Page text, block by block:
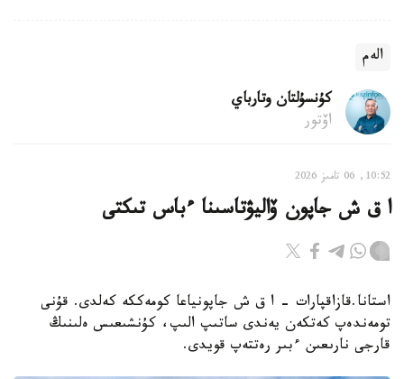
الەم
كۇنسۇلتان وتارباي
اۆتور
10:52, 06 تامىز 2026
ا ق ش جاپون ۆاليۋتاسىنا ءباس تىكتى
استانا.قازاقپارات - ا ق ش جاپونياعا كومەككە كەلدى. قۇنى
تومەندەپ كەتكەن يەندى ساتىپ الىپ، كۇنشىعىس ەلىنىڭ
قارجى نارىعىن ءبىر رەتتەپ قويدى.